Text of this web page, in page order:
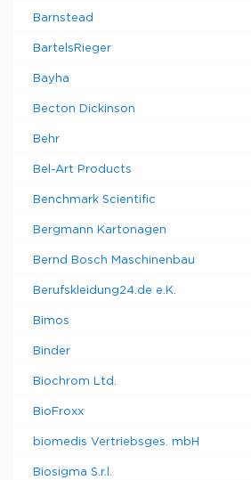
Barnstead
BartelsRieger
Bayha
Becton Dickinson
Behr
Bel-Art Products
Benchmark Scientific
Bergmann Kartonagen
Bernd Bosch Maschinenbau
Berufskleidung24.de e.K.
Bimos
Binder
Biochrom Ltd.
BioFroxx
biomedis Vertriebsges. mbH
Biosigma S.r.l.